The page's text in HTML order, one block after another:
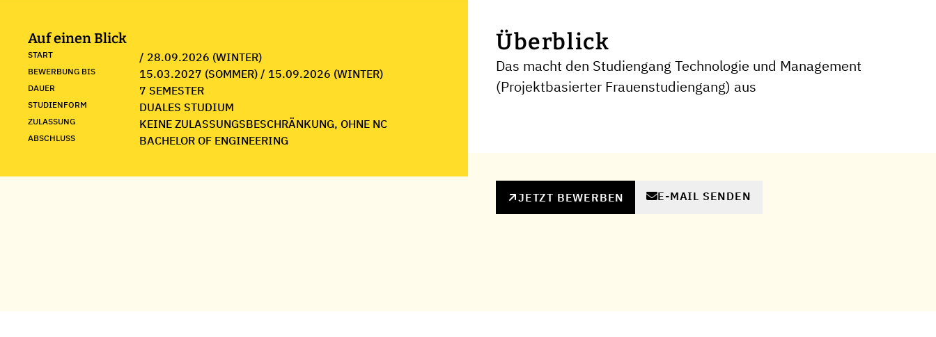
Auf einen Blick
START / 28.09.2026 (WINTER)
BEWERBUNG BIS 15.03.2027 (SOMMER) / 15.09.2026 (WINTER)
DAUER 7 SEMESTER
STUDIENFORM DUALES STUDIUM
ZULASSUNG KEINE ZULASSUNGSBESCHRÄNKUNG, OHNE NC
ABSCHLUSS BACHELOR OF ENGINEERING
Überblick
Das macht den Studiengang Technologie und Management
(Projektbasierter Frauenstudiengang) aus
JETZT BEWERBEN E-MAIL SENDEN